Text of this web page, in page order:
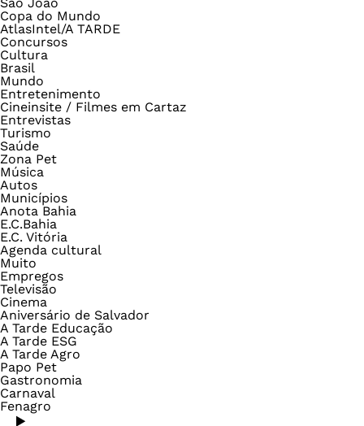
Copa do Mundo
AtlasIntel/A TARDE
Concursos
Cultura
Brasil
Mundo
Entretenimento
Cineinsite / Filmes em Cartaz
Entrevistas
Turismo
Saúde
Zona Pet
Música
Autos
Municípios
Anota Bahia
E.C.Bahia
E.C. Vitória
Agenda cultural
Muito
Empregos
Televisão
Cinema
Aniversário de Salvador
A Tarde Educação
A Tarde ESG
A Tarde Agro
Papo Pet
Gastronomia
Carnaval
Fenagro